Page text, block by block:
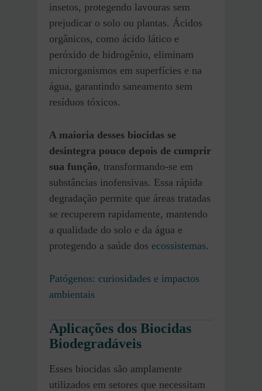
insetos, protegendo lavouras sem
prejudicar o solo ou plantas. Ácidos
orgânicos, como ácido lático e
peróxido de hidrogênio, eliminam
microrganismos em superfícies e na
água, garantindo saneamento sem
resíduos tóxicos.
A maioria desses biocidas se
desintegra pouco depois de cumprir
sua função, transformando-se em
substâncias inofensivas. Essa rápida
degradação permite que áreas tratadas
se recuperem rapidamente, mantendo
a qualidade do solo e da água e
protegendo a saúde dos ecossistemas.
Patógenos: curiosidades e impactos
ambientais
Aplicações dos Biocidas
Biodegradáveis
Esses biocidas são amplamente
utilizados em setores que necessitam